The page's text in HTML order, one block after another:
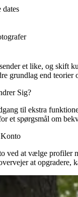
dates
et like, og skift
grundlag end teorier
Sig?
til ekstra
et spørgsmål om
ved at vælge profiler
at opgradere,